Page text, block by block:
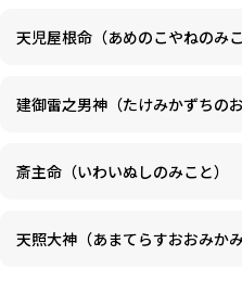
天児屋根命（あめのこやねのみこ
建御雷之男神（たけみかずちのお
斎主命（いわいぬしのみこと）
天照大神（あまてらすおおみかみ